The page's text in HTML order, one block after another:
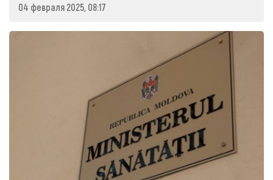
04 февраля 2025, 08:17